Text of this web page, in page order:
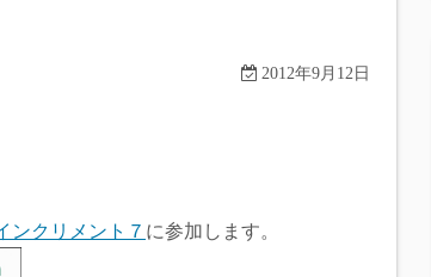
2012年9月12日
ンクリメント７ に参加します。